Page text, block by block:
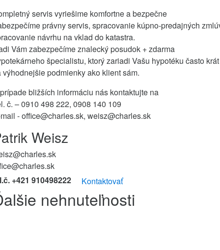
servis vyriešime komfortne a bezpečne
právny servis, spracovanie kúpno-predajných
návrhu na vklad do katastra.
Vám zabezpečíme znalecký posudok + zdarma
špecialistu, ktorý zariadi Vašu hypotéku často krát
výhodnejšie podmienky ako klient sám.
bližších informáciu nás kontaktujte na
č. – 0910 498 222, 0908 140 109
- office@charles.sk, weisz@charles.sk
Weisz
+421 910498222
Kontaktovať
nehnuteľnosti